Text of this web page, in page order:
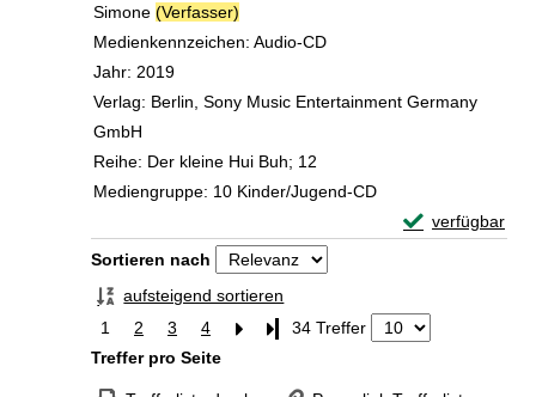
Simone (Verfasser)
Medienkennzeichen: Audio-CD
Jahr: 2019
Verlag: Berlin, Sony Music Entertainment Germany
GmbH
Reihe: Der kleine Hui Buh; 12
Mediengruppe: 10 Kinder/Jugend-CD
verfügbar
Exemplar-
Zu den Suchfiltern springen
Sortieren nach
aufsteigend sortieren
1
2 3 4 Letzte Seite
34 Treffer
Treffer pro Seite